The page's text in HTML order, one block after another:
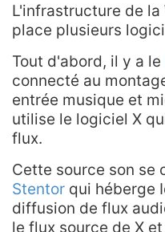
L'infrastructure de la
place plusieurs
Tout d'abord, il y a le
connecté au
entrée musique et
utilise le logiciel X
flux.
Cette source son se
Stentor qui héberge
diffusion de flux
le flux source de X